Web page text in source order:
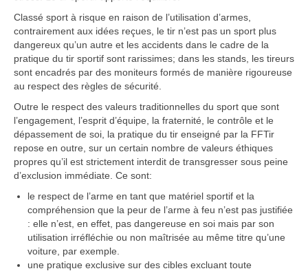
Classé sport à risque en raison de l’utilisation d’armes,
contrairement aux idées reçues, le tir n’est pas un sport plus
dangereux qu’un autre et les accidents dans le cadre de la
pratique du tir sportif sont rarissimes; dans les stands, les tireurs
sont encadrés par des moniteurs formés de manière rigoureuse
au respect des règles de sécurité.
Outre le respect des valeurs traditionnelles du sport que sont
l’engagement, l’esprit d’équipe, la fraternité, le contrôle et le
dépassement de soi, la pratique du tir enseigné par la FFTir
repose en outre, sur un certain nombre de valeurs éthiques
propres qu’il est strictement interdit de transgresser sous peine
d’exclusion immédiate. Ce sont:
le respect de l’arme en tant que matériel sportif et la
compréhension que la peur de l’arme à feu n’est pas justifiée
: elle n’est, en effet, pas dangereuse en soi mais par son
utilisation irréfléchie ou non maîtrisée au même titre qu’une
voiture, par exemple.
une pratique exclusive sur des cibles excluant toute